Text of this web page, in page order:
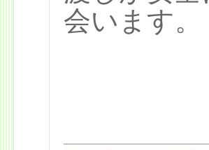
会います。